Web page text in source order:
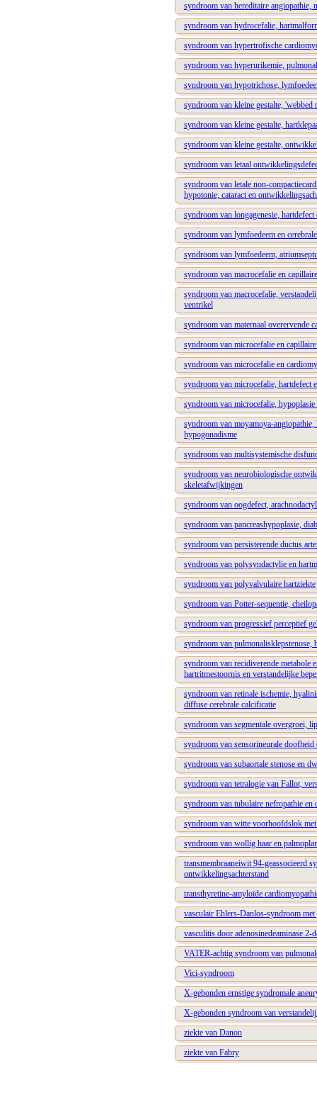
syndroom van hereditaire angiopathie,
syndroom van hydrocefalie,
syndroom van hypertrofische
syndroom van hyperurikemie,
syndroom van hypotrichose,
syndroom van kleine gestalte,
syndroom van kleine gestalte,
syndroom van kleine gestalte,
syndroom van letaal
syndroom van letale non-
hypotonie, cataract en
syndroom van longagenesie,
syndroom van lymfoedeem en
syndroom van lymfoedeem,
syndroom van macrocefalie en
syndroom van macrocefalie,
ventrikel
syndroom van maternaal overervende
syndroom van microcefalie en
syndroom van microcefalie en
syndroom van microcefalie, hartdefect
syndroom van microcefalie,
syndroom van moyamoya-
hypogonadisme
syndroom van multisystemische
syndroom van neurobiologische
skeletafwijkingen
syndroom van oogdefect,
syndroom van pancreashypoplasie,
syndroom van persisterende ductus
syndroom van polysyndactylie en
syndroom van polyvalvulaire hartziekte
syndroom van Potter-sequentie,
syndroom van progressief perceptief
syndroom van pulmonalisklepstenose,
syndroom van recidiverende metabole
hartritmestoornis en verstandelijke
syndroom van retinale ischemie,
diffuse cerebrale calcificatie
syndroom van segmentale overgroei,
syndroom van sensorineurale doofheid
syndroom van subaortale stenose en
syndroom van tetralogie van Fallot,
syndroom van tubulaire nefropathie en
syndroom van witte voorhoofdslok
syndroom van wollig haar en
transmembraaneiwit 94-geassocieerd
ontwikkelingsachterstand
transthyretine-amyloïde
vasculair Ehlers-Danlos-syndroom
vasculitis door adenosinedeaminase 2-
VATER-achtig syndroom van
Vici-syndroom
X-gebonden ernstige syndromale
X-gebonden syndroom van
ziekte van Danon
ziekte van Fabry